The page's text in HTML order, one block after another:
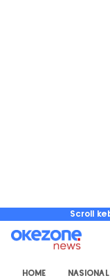
Scroll
HOME NASIONAL